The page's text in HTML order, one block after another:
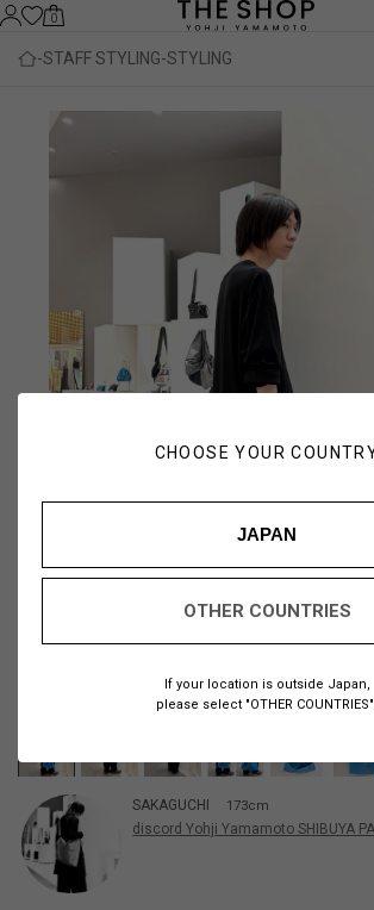
CHOOSE YOUR
JAPAN
OTHER COUNTRIES
If your location is outside Japan,
please select "OTHER
0
STAFF STYLING STYLING
SAKAGUCHI 173cm
discord Yohji Yamamoto SHIBUYA